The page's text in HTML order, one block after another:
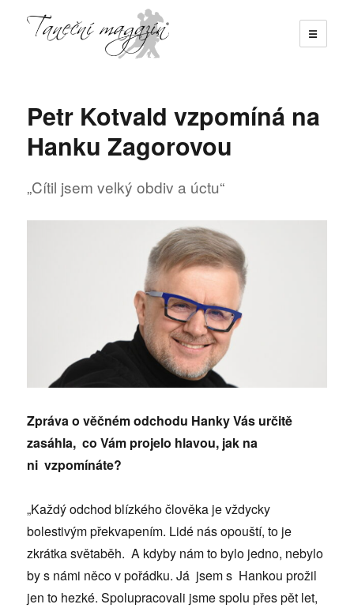
☰
Petr Kotvald vzpomíná na
Hanku Zagorovou
„Cítil jsem velký obdiv a úctu“
Zpráva o věčném odchodu Hanky Vás určitě
zasáhla, co Vám projelo hlavou, jak na
ni vzpomínáte?
„Každý odchod blízkého člověka je vždycky
bolestivým překvapením. Lidé nás opouští, to je
zkrátka světaběh. A kdyby nám to bylo jedno, nebylo
by s námi něco v pořádku. Já jsem s Hankou prožil
jen to hezké. Spolupracovali jsme spolu přes pět let,